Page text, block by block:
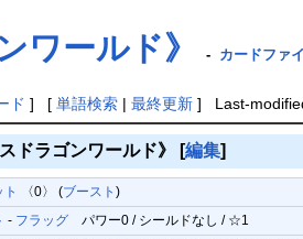
ワールド》 - カードファ
ド ] [ 単語検索| 最終更新] Last-
ドラゴンワールド》 [編集]
〈0〉 (ブースト)
- フラッグ パワー0 / シールドなし / ☆1